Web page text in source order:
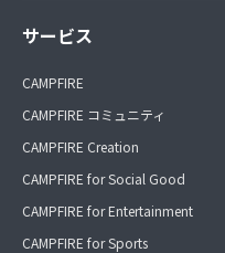
サービス
CAMPFIRE
CAMPFIRE コミュニティ
CAMPFIRE Creation
CAMPFIRE for Social Good
CAMPFIRE for Entertainment
CAMPFIRE for Sports